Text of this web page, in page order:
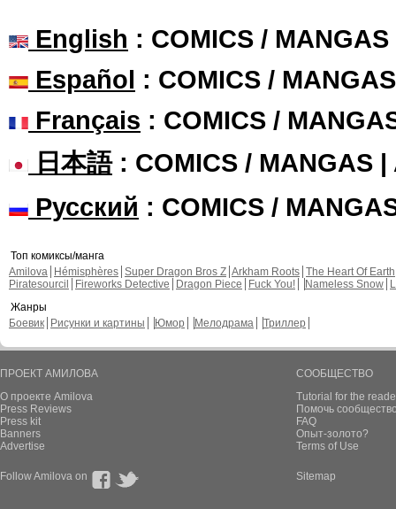
English : COMICS /
Español : COMICS /
Français : COMICS /
日本語: COMICS / MANGAS |
Русский : COMICS /
Топ комиксы/манга
Amilova
Hémisphères Super Dragon Bros Z Arkham Roots The Heart Of Earth
Piratesourcil
Fireworks Detective Dragon Piece Fuck You! Nameless Snow
Жанры
Боевик
Рисунки и картины Юмор Мелодрама Триллер
ПРОЕКТ АМИЛОВА
О проекте Amilova
Press Reviews
Press kit
Banners
Advertise
СООБЩЕСТВО
Tutorial for the
Помочь
FAQ
Опыт-золото?
Terms of Use
Follow Amilova on Sitemap